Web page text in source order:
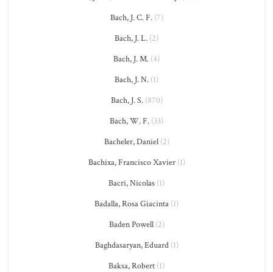
Bach, J. C. F.(7)
Bach, J. L. (2)
Bach, J. M. (4)
Bach, J. N. (1)
Bach, J. S.(870)
Bach, W. F. (33)
Bacheler, Daniel(2)
Bachixa, Francisco Xavier(1)
Bacri, Nicolas (1)
Badalla, Rosa Giacinta (1)
Baden Powell(2)
Baghdasaryan, Eduard(1)
Baksa, Robert (1)